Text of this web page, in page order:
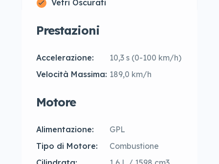
Vetri Oscurati
Prestazioni
Accelerazione:
10,3 s (0-100 km/h)
Velocità Massima: 189,0 km/h
Motore
Alimentazione:
GPL
Tipo di Motore:
Combustione